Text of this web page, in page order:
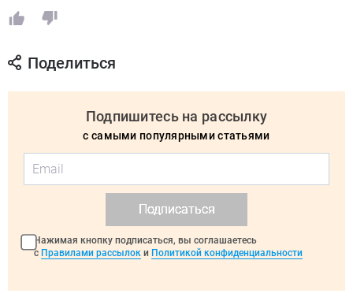
Поделиться
Подпишитесь на рассылку
с самыми популярными статьями
Подписаться
Нажимая кнопку подписаться, вы соглашаетесь
с Правилами рассылок и Политикой конфиденциальности